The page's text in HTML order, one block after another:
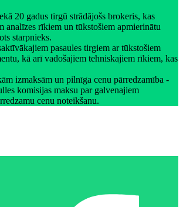
20 gadus tirgū strādājošs brokeris, kas
analīzes rīkiem un tūkstošiem apmierinātu
starpnieks.
pasaules tirgiem ar tūkstošiem
kā arī vadošajiem tehniskajiem rīkiem, kas
izmaksām un pilnīga cenu pārredzamība -
komisijas maksu par galvenajiem
cenu noteikšanu.